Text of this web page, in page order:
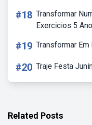
#18 Transformar
Exercicios 5 Ano
#19 Transformar
#20 Traje Festa
Related Posts